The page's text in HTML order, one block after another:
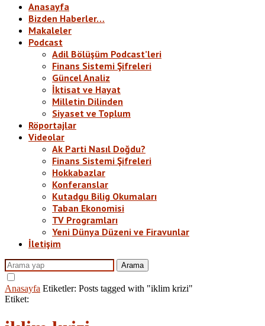
Anasayfa
Bizden Haberler…
Makaleler
Podcast
Adil Bölüşüm Podcast’leri
Finans Sistemi Şifreleri
Güncel Analiz
İktisat ve Hayat
Milletin Dilinden
Siyaset ve Toplum
Röportajlar
Videolar
Ak Parti Nasıl Doğdu?
Finans Sistemi Şifreleri
Hokkabazlar
Konferanslar
Kutadgu Bilig Okumaları
Taban Ekonomisi
TV Programları
Yeni Dünya Düzeni ve Firavunlar
İletişim
Arama
Anasayfa Etiketler: Posts tagged with "iklim krizi"
Etiket: